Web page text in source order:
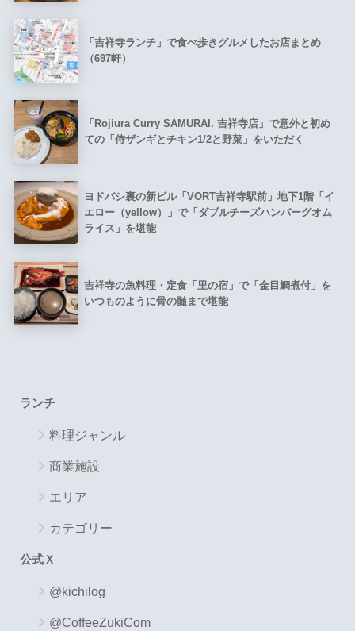
「吉祥寺ランチ」で食べ歩きグルメしたお店まとめ
（697軒）
「Rojiura Curry SAMURAI. 吉祥寺店」で意外と初め
ての「侍ザンギとチキン1/2と野菜」をいただく
ヨドバシ裏の新ビル「VORT吉祥寺駅前」地下1階「イ
エロー（yellow）」で「ダブルチーズハンバーグオム
ライス」を堪能
吉祥寺の魚料理・定食「里の宿」で「金目鯛煮付」を
いつものように骨の髄まで堪能
ランチ
料理ジャンル
商業施設
エリア
カテゴリー
公式Ｘ
@kichilog
@CoffeeZukiCom